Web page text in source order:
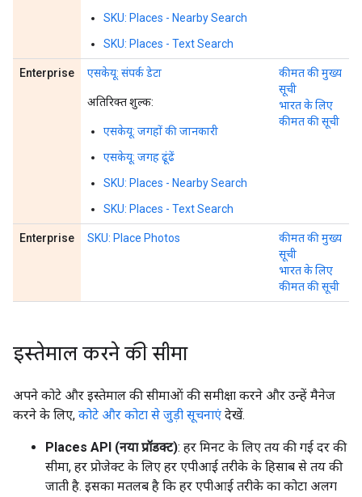
SKU: Places - Nearby Search
SKU: Places - Text Search
Enterprise एसकेयू: संपर्क डेटा
अतिरिक्त शुल्क:
एसकेयू: जगहों की जानकारी
एसकेयू: जगह ढूंढें
SKU: Places - Nearby Search
SKU: Places - Text Search
कीमत की मुख्य
सूची
भारत के लिए
कीमत की सूची
Enterprise SKU: Place Photos
कीमत की मुख्य
सूची
भारत के लिए
कीमत की सूची
इस्तेमाल करने की सीमा
अपने कोटे और इस्तेमाल की सीमाओं की समीक्षा करने और उन्हें मैनेज
करने के लिए, कोटे और कोटा से जुड़ी सूचनाएं देखें.
Places API (नया प्रॉडक्ट): हर मिनट के लिए तय की गई दर की
सीमा, हर प्रोजेक्ट के लिए हर एपीआई तरीके के हिसाब से तय की
जाती है. इसका मतलब है कि हर एपीआई तरीके का कोटा अलग